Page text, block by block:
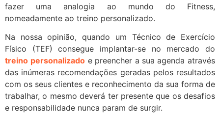
fazer uma analogia ao mundo do Fitness,
nomeadamente ao treino personalizado.
Na nossa opinião, quando um Técnico de Exercício
Físico (TEF) consegue implantar-se no mercado do
treino personalizado e preencher a sua agenda através
das inúmeras recomendações geradas pelos resultados
com os seus clientes e reconhecimento da sua forma de
trabalhar, o mesmo deverá ter presente que os desafios
e responsabilidade nunca param de surgir.